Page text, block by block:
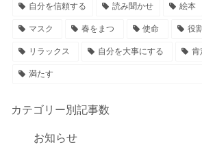
自分を信頼する 読み聞かせ 絵本
マスク 春をまつ 使命 役
リラックス 自分を大事にする 肯
満たす
カテゴリー別記事数
お知らせ